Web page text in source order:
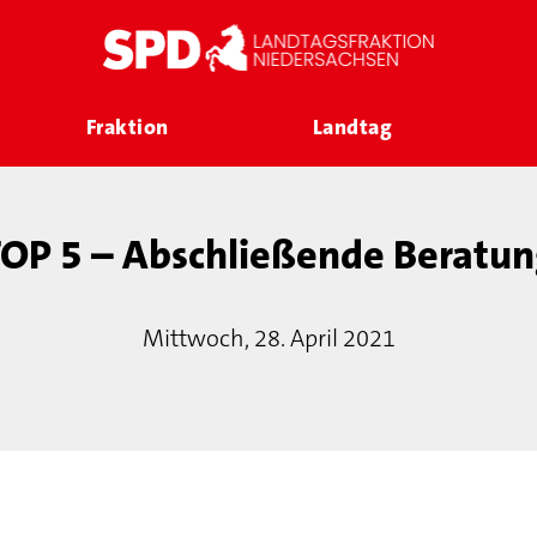
Fraktion Landtag
5 – Abschließende
Mittwoch, 28. April 2021